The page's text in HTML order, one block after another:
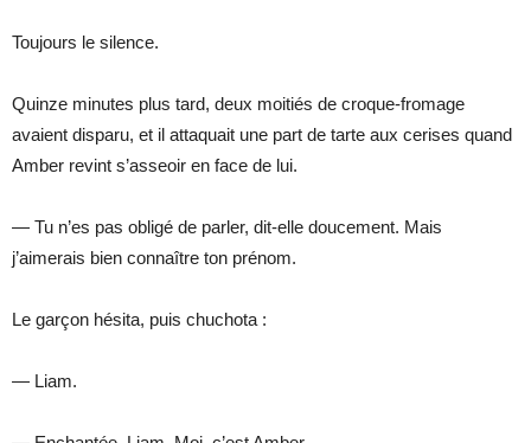
Toujours le silence.
Quinze minutes plus tard, deux moitiés de croque-fromage
avaient disparu, et il attaquait une part de tarte aux cerises quand
Amber revint s’asseoir en face de lui.
— Tu n’es pas obligé de parler, dit-elle doucement. Mais
j’aimerais bien connaître ton prénom.
Le garçon hésita, puis chuchota :
— Liam.